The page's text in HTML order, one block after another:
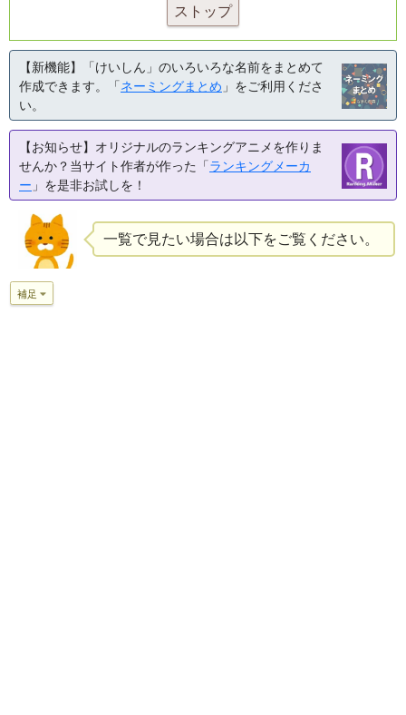
ストップ
【新機能】「けいしん」のいろいろな名前をまとめて
作成できます。「ネーミングまとめ 」をご利用くださ
い。
【お知らせ】オリジナルのランキングアニメを作りま
せんか？当サイト作者が作った「ランキングメーカ
ー 」を是非お試しを！
一覧で見たい場合は以下をご覧ください。
補足